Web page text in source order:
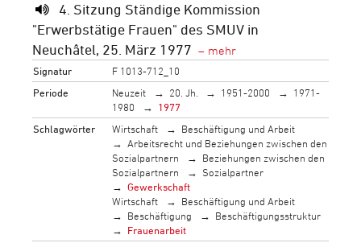
4. Sitzung Ständige Kommission
"Erwerbstätige Frauen" des SMUV in
Neuchâtel, 25. März 1977
Signatur
F 1013-712_10
Periode
Neuzeit 20. Jh. 1951-2000
1971-
1980
1977
Schlagwörter
Wirtschaft
Beschäftigung und Arbeit
Arbeitsrecht und Beziehungen zwischen den
Sozialpartnern
Beziehungen zwischen den
Sozialpartnern
Sozialpartner
Gewerkschaft
Wirtschaft
Beschäftigung und Arbeit
Beschäftigung
Beschäftigungsstruktur
Frauenarbeit